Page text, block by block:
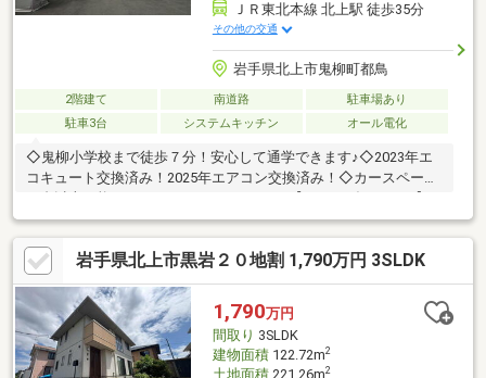
ＪＲ東北本線 北上駅 徒歩35分
その他の交通
岩手県北上市鬼柳町都鳥
2階建て 南道路
駐車場あり
駐車3台
システムキッチン オール電化
◇鬼柳小学校まで徒歩７分！安心して通学できます♪◇2023年エ
コキュート交換済み！2025年エアコン交換済み！◇カースペース
でお客様の負担を最小限にするお手伝い♪◎新築建売、中古住宅の
ご紹介◎建物の詳しいご説明◎売主さんとの交渉窓口◎銀行事前
審査のお手伝い◎オプション工事の請負、手配◎お引越し手配の
お手伝い◎お引き渡し後の住宅ローンのご相談【窓口を一つにま
とめる事でお忙しいお客様の負担を最小限にするお手伝いやアド
バイスをしています♪♪】
岩手県北上市黒岩２０地割 1,790万円 3SLDK
1,790万円
間取り 3SLDK
建物面積122.72m2
2